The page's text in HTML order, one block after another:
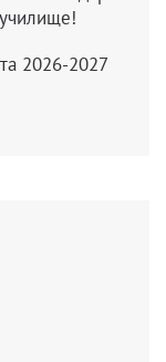
2026-2027